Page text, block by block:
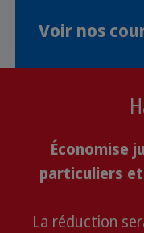
Voir nos
Économise
particuliers
La réduction